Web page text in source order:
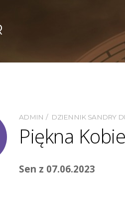
ADMIN DZIENNIK SANDRY
Piękna
Sen z 07.06.2023